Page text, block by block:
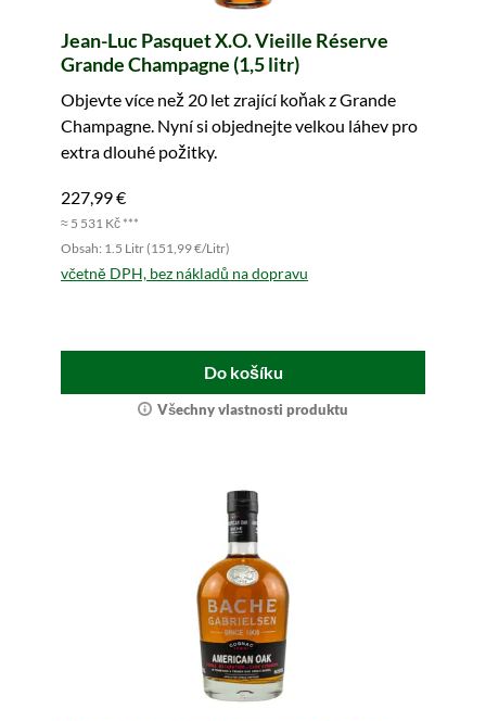
Jean-Luc Pasquet X.O. Vieille Réserve
Grande Champagne (1,5 litr)
Objevte více než 20 let zrající koňak z Grande
Champagne. Nyní si objednejte velkou láhev pro
extra dlouhé požitky.
227,99 €
≈ 5 531 Kč ***
Obsah: 1.5 Litr (151,99 €/Litr)
včetně DPH, bez nákladů na dopravu
Do košíku
Všechny vlastnosti produktu